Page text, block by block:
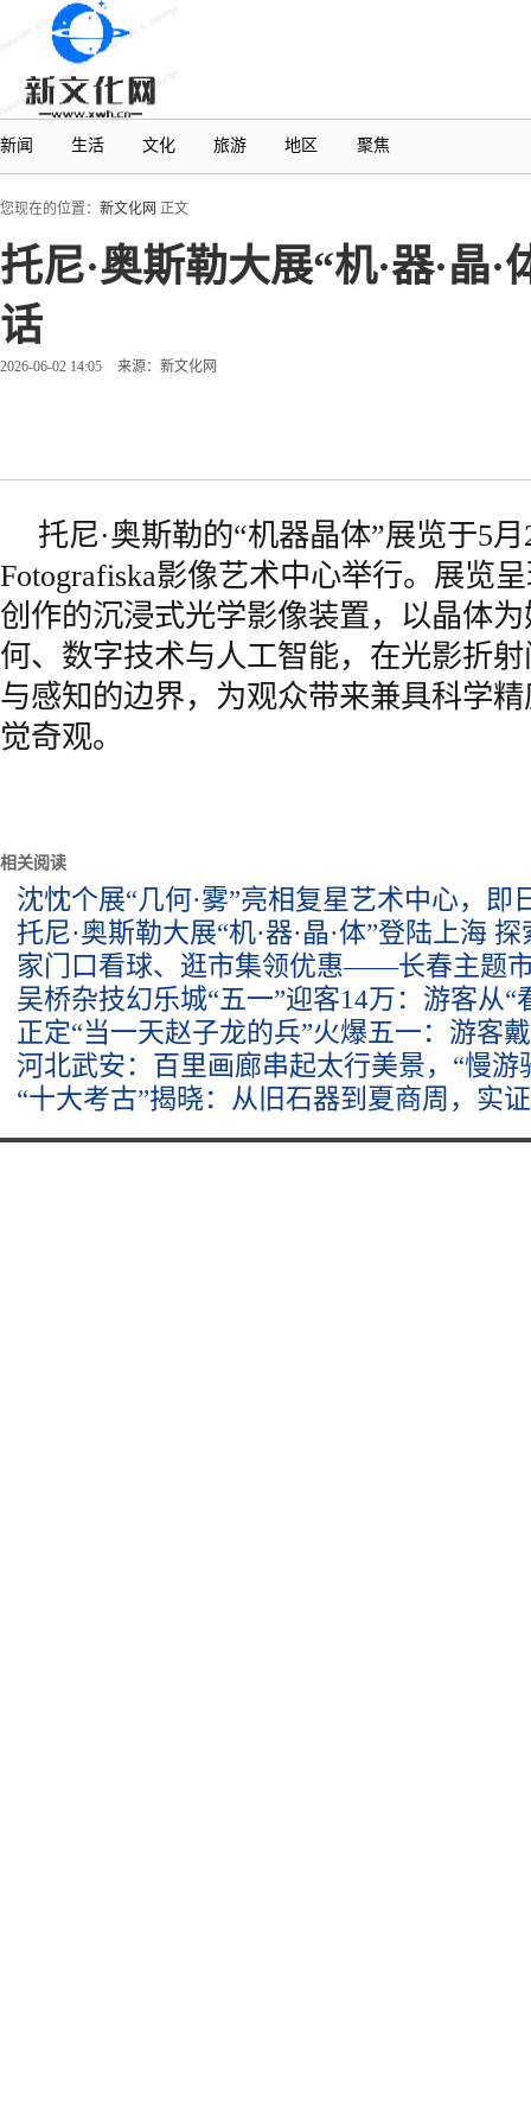
新闻 生活 文化 旅游 地区 聚焦
您现在的位置： 新文化网 正文
托尼·奥斯勒大展“机·器·晶
话
2026-06-02 14:05 来源：新文化网
托尼·奥斯勒的“机器晶体”展览于5
Fotografiska影像艺术中心举行。展览
创作的沉浸式光学影像装置，以晶体
何、数字技术与人工智能，在光影折
与感知的边界，为观众带来兼具科学
觉奇观。
相关阅读
沈忱个展“几何·雾”亮相复星艺术中心，即
托尼·奥斯勒大展“机·器·晶·体”登陆上海
家门口看球、逛市集领优惠——长春主题
吴桥杂技幻乐城“五一”迎客14万：游客从“
正定“当一天赵子龙的兵”火爆五一：游客
河北武安：百里画廊串起太行美景，“慢游
“十大考古”揭晓：从旧石器到夏商周，实